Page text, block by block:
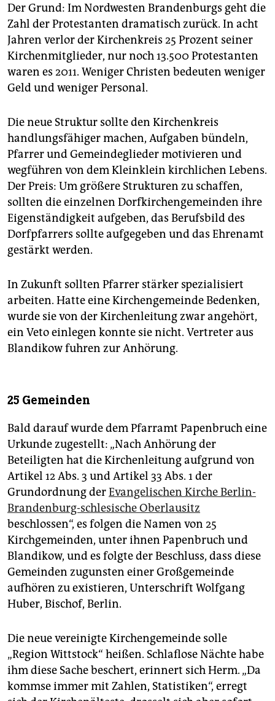
Der Grund: Im Nordwesten Brandenburgs geht die
Zahl der Protestanten dramatisch zurück. In acht
Jahren verlor der Kirchenkreis 25 Prozent seiner
Kirchenmitglieder, nur noch 13.500 Protestanten
waren es 2011. Weniger Christen bedeuten weniger
Geld und weniger Personal.
Die neue Struktur sollte den Kirchenkreis
handlungsfähiger machen, Aufgaben bündeln,
Pfarrer und Gemeindeglieder motivieren und
wegführen von dem Kleinklein kirchlichen Lebens.
Der Preis: Um größere Strukturen zu schaffen,
sollten die einzelnen Dorfkirchengemeinden ihre
Eigenständigkeit aufgeben, das Berufsbild des
Dorfpfarrers sollte aufgegeben und das Ehrenamt
gestärkt werden.
In Zukunft sollten Pfarrer stärker spezialisiert
arbeiten. Hatte eine Kirchengemeinde Bedenken,
wurde sie von der Kirchenleitung zwar angehört,
ein Veto einlegen konnte sie nicht. Vertreter aus
Blandikow fuhren zur Anhörung.
25 Gemeinden
Bald darauf wurde dem Pfarramt Papenbruch eine
Urkunde zugestellt: „Nach Anhörung der
Beteiligten hat die Kirchenleitung aufgrund von
Artikel 12 Abs. 3 und Artikel 33 Abs. 1 der
Grundordnung derEvangelischen Kirche Berlin-
Brandenburg-schlesische Oberlausitz
beschlossen“, es folgen die Namen von 25
Kirchgemeinden, unter ihnen Papenbruch und
Blandikow, und es folgte der Beschluss, dass diese
Gemeinden zugunsten einer Großgemeinde
aufhören zu existieren, Unterschrift Wolfgang
Huber, Bischof, Berlin.
Die neue vereinigte Kirchengemeinde solle
„Region Wittstock“ heißen. Schlaflose Nächte habe
ihm diese Sache beschert, erinnert sich Herm. „Da
kommse immer mit Zahlen, Statistiken“, erregt